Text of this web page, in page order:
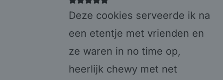
Deze cookies serveerde ik na
een etentje met vrienden en
ze waren in no time op,
heerlijk chewy met net